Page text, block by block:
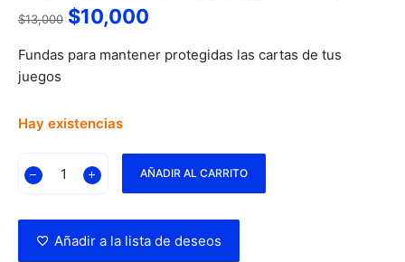
$13,000 $10,000
Fundas para mantener protegidas las cartas de tus
juegos
Hay existencias
AÑADIR AL CARRITO
Añadir a la lista de deseos